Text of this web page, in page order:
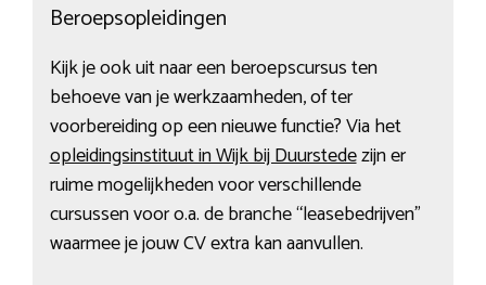
Beroepsopleidingen
Kijk je ook uit naar een beroepscursus ten
behoeve van je werkzaamheden, of ter
voorbereiding op een nieuwe functie? Via het
opleidingsinstituut in Wijk bij Duurstedezijn er
ruime mogelijkheden voor verschillende
cursussen voor o.a. de branche “leasebedrijven”
waarmee je jouw CV extra kan aanvullen.